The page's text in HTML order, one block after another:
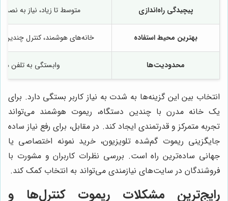
پیچیدگی راه‌اندازی متوسط تا زیاد، نیاز به
بهترین محیط استفاده خانه‌های هوشمند، کنترل چندین
محدودیت‌ها وابستگی به تلفن
انتخاب بین این گزینه‌ها به شدت به نیاز کاربر بستگی دارد. برای
یک خانه مدرن با چندین دستگاه، ریموت هوشمند می‌تواند
تجربه متمرکز و قدرتمندی ایجاد کند. در مقابل، برای رفع نیاز ساده
جایگزینی ریموت گم‌شده تلویزیون، خرید نمونه اختصاصی یا
جهانی ساده‌ترین راه است. بررسی نظرات کاربران و مشورت با
فروشندگان در سایت‌های نیازمندی می‌تواند به انتخاب کمک کند.
رایج‌ترین مشکلات ریموت کنترل‌ها و